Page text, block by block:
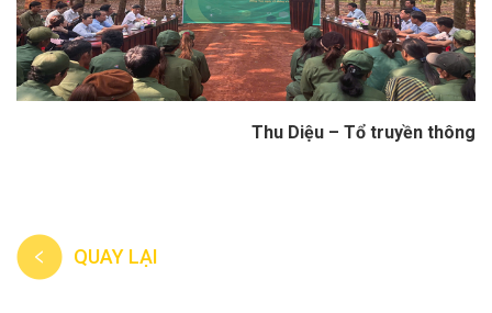
Thu Diệu – Tổ truyền thông
QUAY LẠI